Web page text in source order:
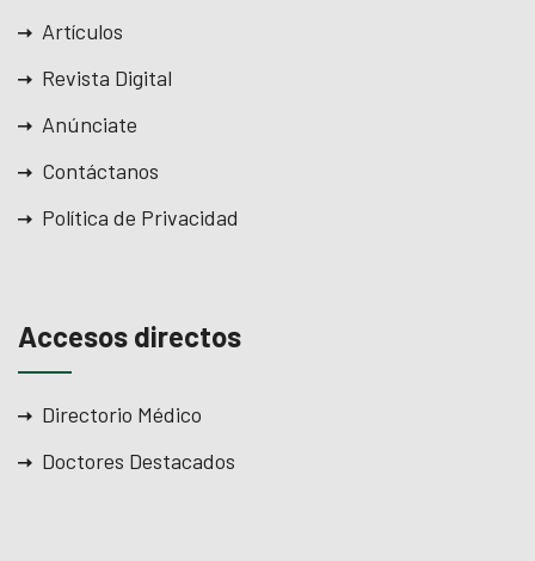
Artículos
Revista Digital
Anúnciate
Contáctanos
Política de Privacidad
Accesos directos
Directorio Médico
Doctores Destacados